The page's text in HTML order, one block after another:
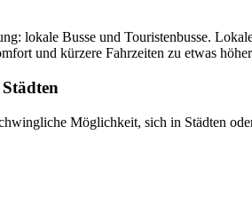
lokale Busse und Touristenbusse.
und kürzere Fahrzeiten zu etwas
Möglichkeit, sich in Städten